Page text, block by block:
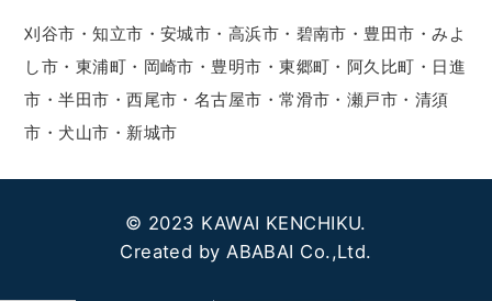
刈谷市・知立市・安城市・高浜市・碧南市・豊田市・みよ
し市・東浦町・岡崎市・豊明市・東郷町・阿久比町・日進
市・半田市・西尾市・名古屋市・常滑市・瀬戸市・清須
市・犬山市・新城市
© 2023 KAWAI KENCHIKU.
Created by ABABAI Co.,Ltd.